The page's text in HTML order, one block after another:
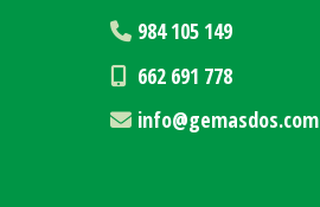
984 105 149
662 691 778
info
gemasdos.com